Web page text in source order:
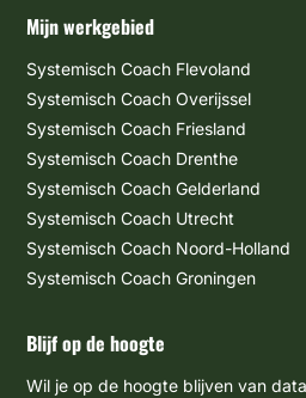
Mijn werkgebied
Systemisch Coach Flevoland
Systemisch Coach Overijssel
Systemisch Coach Friesland
Systemisch Coach Drenthe
Systemisch Coach Gelderland
Systemisch Coach Utrecht
Systemisch Coach Noord-Holland
Systemisch Coach Groningen
Blijf op de hoogte
Wil je op de hoogte blijven van